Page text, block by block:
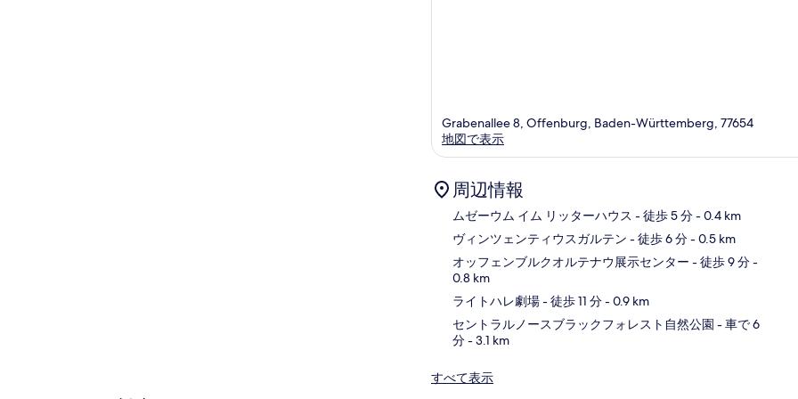
Grabenallee 8, Offenburg, Baden-Württemberg, 77654
地図で表示
周辺情報
ムゼーウム イム リッターハウス - 徒歩 5 分- 0.4 km
ヴィンツェンティウスガルテン - 徒歩 6 分- 0.5 km
オッフェンブルクオルテナウ展示センター - 徒歩 9 分-
0.8 km
ライトハレ劇場- 徒歩 11 分- 0.9 km
セントラルノースブラックフォレスト自然公園 - 車で 6
分- 3.1 km
すべて表示